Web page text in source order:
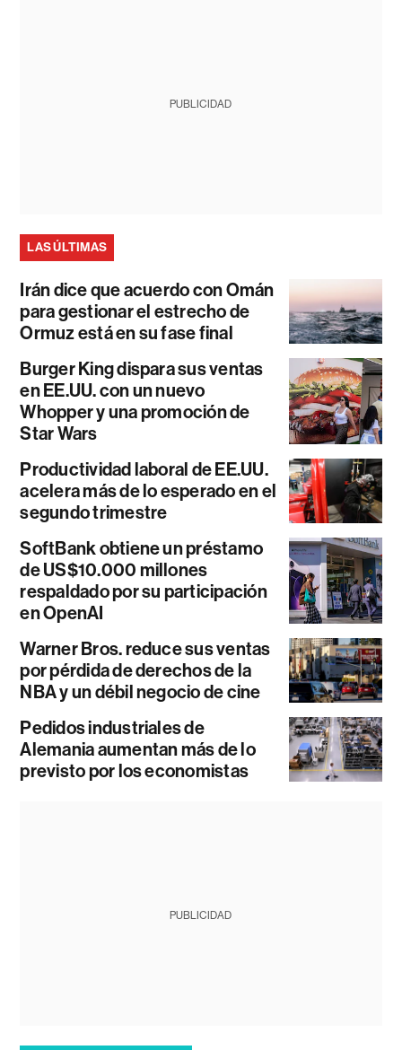
PUBLICIDAD
LAS ÚLTIMAS
Irán dice que acuerdo con Omán
para gestionar el estrecho de
Ormuz está en su fase final
Burger King dispara sus ventas
en EE.UU. con un nuevo
Whopper y una promoción de
Star Wars
Productividad laboral de EE.UU.
acelera más de lo esperado en el
segundo trimestre
SoftBank obtiene un préstamo
de US$10.000 millones
respaldado por su participación
en OpenAI
Warner Bros. reduce sus ventas
por pérdida de derechos de la
NBA y un débil negocio de cine
Pedidos industriales de
Alemania aumentan más de lo
previsto por los economistas
PUBLICIDAD